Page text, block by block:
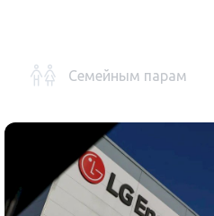
Семейным парам